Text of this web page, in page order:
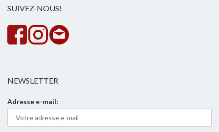
SUIVEZ-NOUS!
NEWSLETTER
Adresse e-mail: